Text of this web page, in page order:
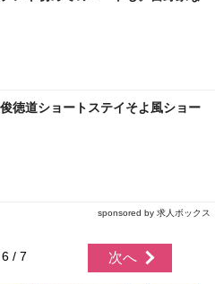
徳道ショートステイそよ風ショー
sponsored by 求人ボックス
6 / 7 次へ